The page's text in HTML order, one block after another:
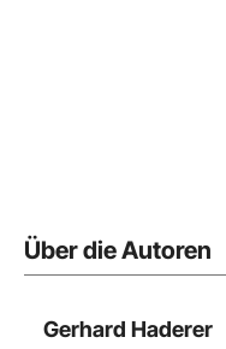
Über die Autoren
Gerhard Haderer